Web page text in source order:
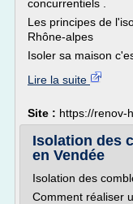
concurrentiels .
Les principes de
Rhône-alpes
Isoler sa maison
Lire la suite
Site : https://renov-
Isolation des
en Vendée
Isolation des
Comment réaliser